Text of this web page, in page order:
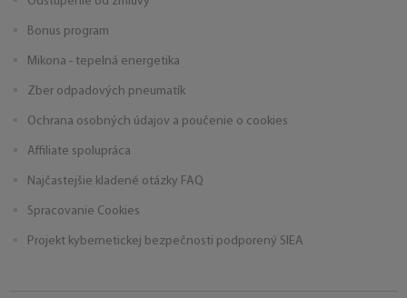
Bonus program
Mikona - tepelná energetika
Zber odpadových pneumatík
Ochrana osobných údajov a poučenie o cookies
Affiliate spolupráca
Najčastejšie kladené otázky FAQ
Spracovanie Cookies
Projekt kybernetickej bezpečnosti podporený SIEA